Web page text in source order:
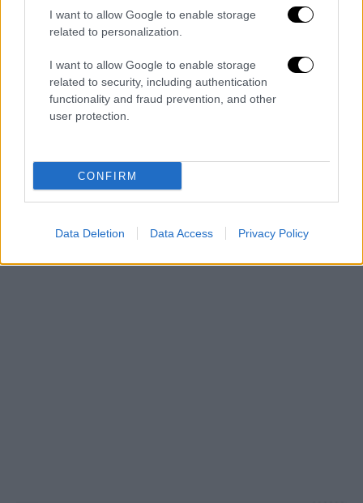
I want to allow Google to enable storage
related to personalization.
I want to allow Google to enable storage
related to security, including authentication
functionality and fraud prevention, and other
user protection.
CONFIRM
Data Deletion Data Access Privacy Policy